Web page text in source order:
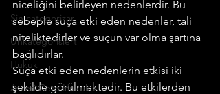
Sin categorizar
Unkategorisiert
Hukuk
Askeri Ceza Hukuku
niceliğini belirleyen nedenlerdir. Bu
sebeple suça etki eden nedenler, tali
niteliktedirler ve suçun var olma şartına
bağlıdırlar.
Suça etki eden nedenlerin etkisi iki
şekilde görülmektedir. Bu etkilerden